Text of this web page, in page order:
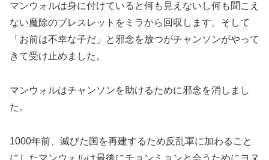
マンウォルは身に付けていると何も見えないし何も聞こえ
ない魔除のブレスレットをミラから回収します。そして
「お前は不幸な子だ」と邪念を放つがチャンソンがやって
きて受け止めました。
マンウォルはチャンソンを助けるために邪念を消しまし
た。
1000年前、滅びた国を再建するため反乱軍に加わること
にしたマンウォルは最後にチョンミョンと会うためにヨヌ